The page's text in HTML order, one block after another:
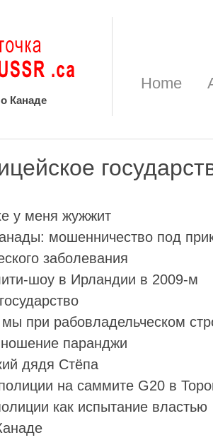
Канаде
Home
у меня жужжит
мошенничество под
заболевания
шоу в Ирландии в 2009-м
при рабовладельческом
паранджи
дядя Стёпа
на саммите G20 в
как испытание властью